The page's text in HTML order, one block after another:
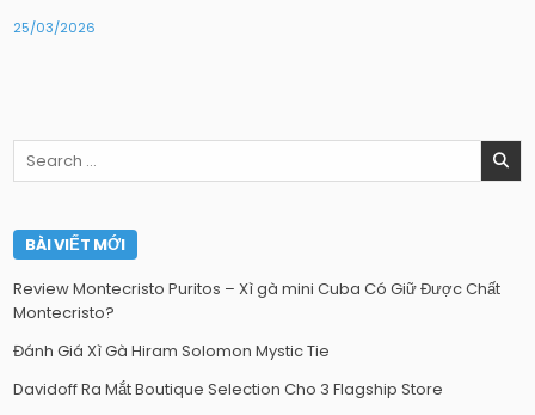
25/03/2026
Search
BÀI VIẾT MỚI
Review Montecristo Puritos – Xì gà mini Cuba Có Giữ Được Chất
Montecristo?
Đánh Giá Xì Gà Hiram Solomon Mystic Tie
Davidoff Ra Mắt Boutique Selection Cho 3 Flagship Store